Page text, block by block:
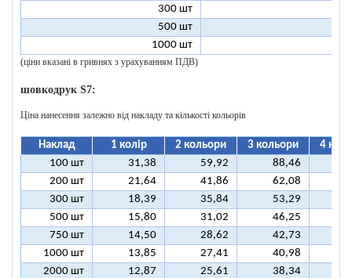
300 шт
500 шт
1000 шт
(ціни вказані в гривнях з урахуванням ПДВ)
шовкодрук S7:
Ціна нанесення залежно від накладу та кількості кольорів
Наклад 1 колір 2 кольори 3 кольори
4
100 шт
31,38 59,92 88,46
200 шт
21,64 41,86 62,08
300 шт
18,39 35,84 53,29
500 шт
15,80 31,02 46,25
750 шт
14,50 28,62 42,73
1000 шт
13,85 27,41 40,98
2000 шт
12,87 25,61 38,34